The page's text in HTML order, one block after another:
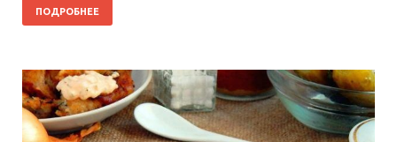
ПОДРОБНЕЕ